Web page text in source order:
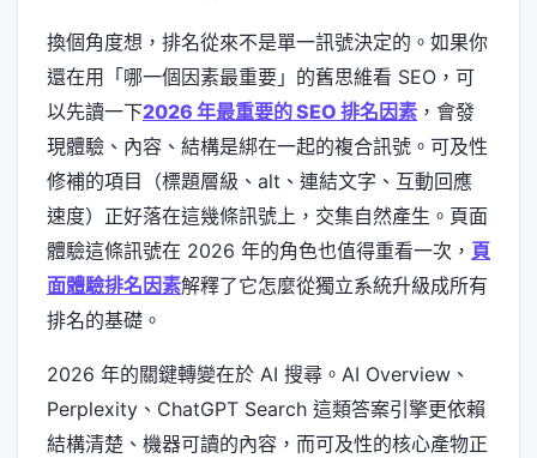
換個角度想，排名從來不是單一訊號決定的。如果你
還在用「哪一個因素最重要」的舊思維看 SEO，可
以先讀一下2026 年最重要的 SEO 排名因素 ，會發
現體驗、內容、結構是綁在一起的複合訊號。可及性
修補的項目（標題層級、alt、連結文字、互動回應
速度）正好落在這幾條訊號上，交集自然產生。頁面
體驗這條訊號在 2026 年的角色也值得重看一次， 頁
面體驗排名因素解釋了它怎麼從獨立系統升級成所有
排名的基礎。
2026 年的關鍵轉變在於 AI 搜尋。AI Overview、
Perplexity、ChatGPT Search 這類答案引擎更依賴
結構清楚、機器可讀的內容，而可及性的核心產物正